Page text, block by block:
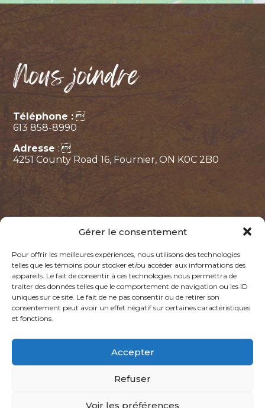
Gérer le consentement
Pour offrir les meilleures expériences, nous utilisons des technologies
telles que les témoins pour stocker et/ou accéder aux informations des
appareils. Le fait de consentir à ces technologies nous permettra de
traiter des données telles que le comportement de navigation ou les ID
uniques sur ce site. Le fait de ne pas consentir ou de retirer son
consentement peut avoir un effet négatif sur certaines caractéristiques
et fonctions.
Accepter
Refuser
Voir les préférences
Nous joindre
Téléphone : 
613 858-8990
Adresse : 
4251 County Road 16, Fournier, ON K0C 2B0
Politique de confidentialitéPolitique des témoins
@2026, LA CABANE DES GARS. TOUS DROITS RÉSERVÉS.